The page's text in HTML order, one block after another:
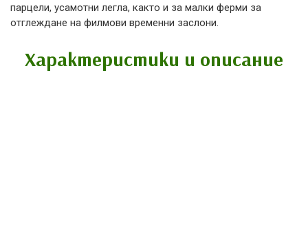
парцели, усамотни легла, както и за малки ферми за
отглеждане на филмови временни заслони.
Характеристики и описание